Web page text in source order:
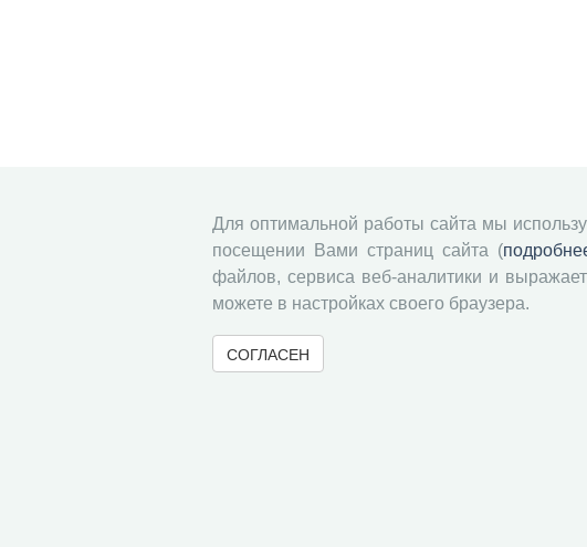
Для оптимальной работы сайта мы
посещении Вами страниц сайта (
файлов, сервиса веб-аналитики и
можете в настройках своего браузера.
СОГЛАСЕН